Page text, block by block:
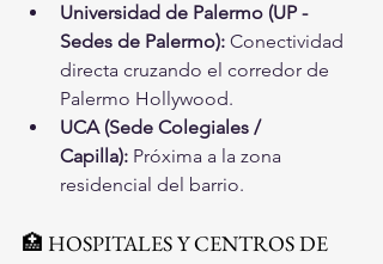
Universidad de Palermo (UP -
Sedes de Palermo): Conectividad
directa cruzando el corredor de
Palermo Hollywood.
UCA (Sede Colegiales /
Capilla): Próxima a la zona
residencial del barrio.
🏥 HOSPITALES Y CENTROS DE